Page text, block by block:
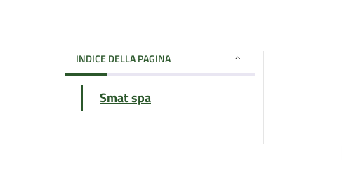
INDICE DELLA PAGINA
Smat spa